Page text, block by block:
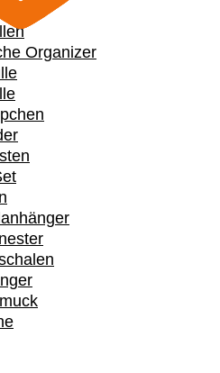
Organizer